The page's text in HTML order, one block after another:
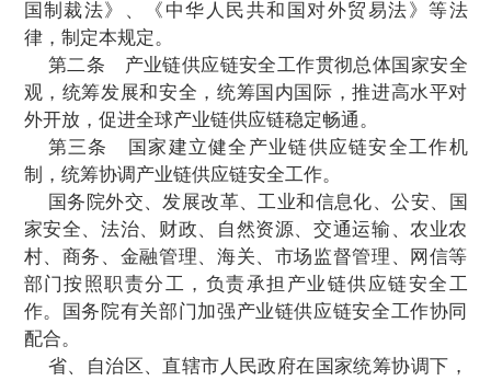
公布之日起施行)
第一条为了防范产业链供应链安全风
业链供应链韧性和安全水平，维护经济社
家安全，根据《中华人民共和国国家安全
华人民共和国对外关系法》、《中华人民
国制裁法》、《中华人民共和国对外贸易
律，制定本规定。
第二条产业链供应链安全工作贯彻总
观，统筹发展和安全，统筹国内国际，推
外开放，促进全球产业链供应链稳定畅通。